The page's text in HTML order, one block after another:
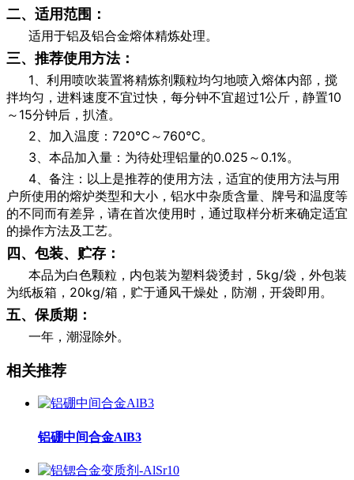
二、适用范围：
适用于铝及铝合金熔体精炼处理。
三、推荐使用方法：
1、利用喷吹装置将精炼剂颗粒均匀地喷入熔体内部，搅
拌均匀，进料速度不宜过快，每分钟不宜超过1公斤，静置10
～15分钟后，扒渣。
2、加入温度：720℃～760℃。
3、本品加入量：为待处理铝量的0.025～0.1%。
4、备注：以上是推荐的使用方法，适宜的使用方法与用
户所使用的熔炉类型和大小，铝水中杂质含量、牌号和温度等
的不同而有差异，请在首次使用时，通过取样分析来确定适宜
的操作方法及工艺。
四、包装、贮存：
本品为白色颗粒，内包装为塑料袋烫封，5kg/袋，外包装
为纸板箱，20kg/箱，贮于通风干燥处，防潮，开袋即用。
五、保质期：
一年，潮湿除外。
相关推荐
铝硼中间合金AlB3